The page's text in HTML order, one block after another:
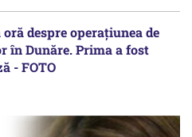
despre operațiunea de
în Dunăre. Prima a fost
- FOTO